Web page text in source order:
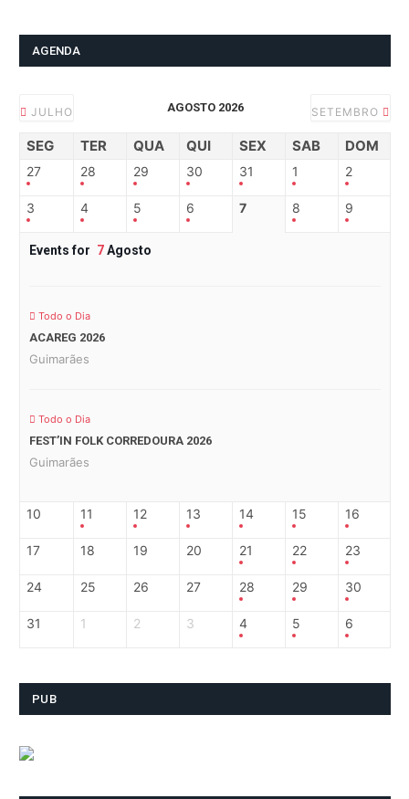
AGENDA
JULHO AGOSTO 2026 SETEMBRO
SEG TER QUA QUI SEX SAB DOM
27 28 29 30 31 1 2
3 4 5 6 7 8 9
Events for 7Agosto
Todo o Dia
ACAREG 2026
Guimarães
Todo o Dia
FEST’IN FOLK CORREDOURA 2026
Guimarães
10 11 12 13 14 15 16
17 18 19 20 21 22 23
24 25 26 27 28 29 30
31 1 2 3 4 5 6
PUB